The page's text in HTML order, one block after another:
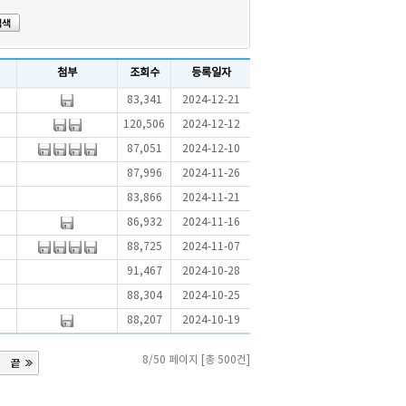
첨부 조회수 등록일자
83,341 2024-12-21
120,506 2024-12-12
87,051 2024-12-10
87,996 2024-11-26
83,866 2024-11-21
86,932 2024-11-16
88,725 2024-11-07
91,467 2024-10-28
88,304 2024-10-25
88,207 2024-10-19
8/50 페이지 [총 500건]